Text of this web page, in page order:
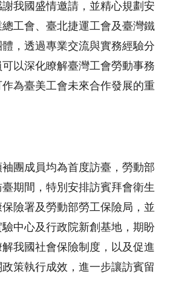
我國盛情邀請，並精心規劃安
工會、臺北捷運工會及臺灣鐵
，透過專業交流與實務經驗分
以深化瞭解臺灣工會勞動事務
為臺美工會未來合作發展的重
團成員均為首度訪臺，勞動部
期間，特別安排訪賓拜會衛生
險署及勞動部勞工保險局，並
中心及行政院新創基地，期盼
我國社會保險制度，以及促進
策執行成效，進一步讓訪賓留